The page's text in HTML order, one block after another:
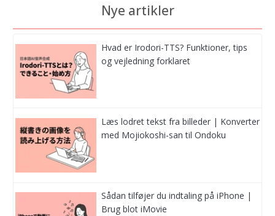
Nye artikler
Hvad er Irodori-TTS? Funktioner, tips
og vejledning forklaret
Læs lodret tekst fra billeder | Konverter
med Mojiokoshi-san til Ondoku
Sådan tilføjer du indtaling på iPhone |
Brug blot iMovie